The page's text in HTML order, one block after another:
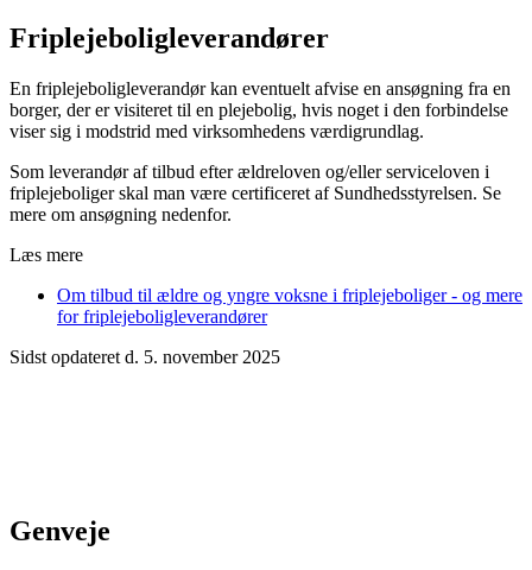
Friplejeboligleverandører
En friplejeboligleverandør kan eventuelt afvise en ansøgning fra en
borger, der er visiteret til en plejebolig, hvis noget i den forbindelse
viser sig i modstrid med virksomhedens værdigrundlag.
Som leverandør af tilbud efter ældreloven og/eller serviceloven i
friplejeboliger skal man være certificeret af Sundhedsstyrelsen. Se
mere om ansøgning nedenfor.
Læs mere
Om tilbud til ældre og yngre voksne i friplejeboliger - og mere
for friplejeboligleverandører
Sidst opdateret d. 5. november 2025
Genveje